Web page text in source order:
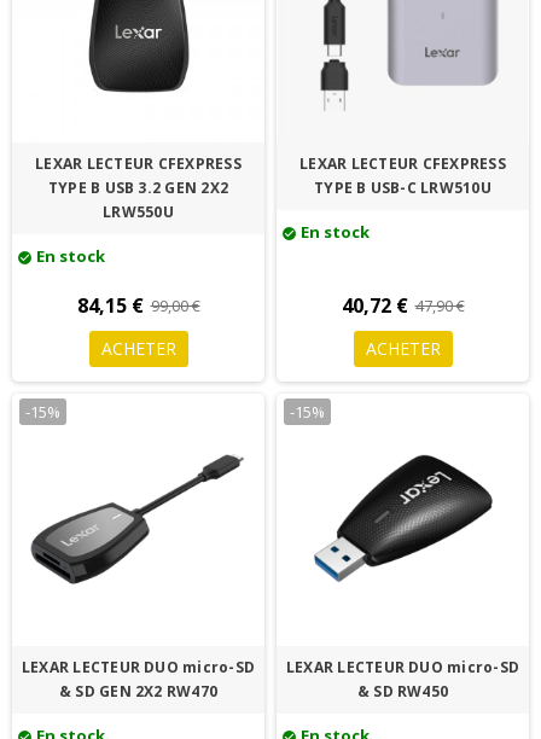
LEXAR LECTEUR CFEXPRESS
TYPE B USB 3.2 GEN 2X2
LRW550U
check_circle En stock
84,15 € 99,00 €
ACHETER
LEXAR LECTEUR CFEXPRESS
TYPE B USB-C LRW510U
check_circle En stock
40,72 € 47,90 €
ACHETER
-15%
LEXAR LECTEUR DUO micro-SD
& SD GEN 2X2 RW470
-15%
LEXAR LECTEUR DUO micro-SD
& SD RW450